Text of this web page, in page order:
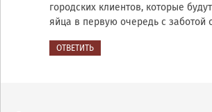
городских клиентов, которые
яйца в первую очередь с заботой
ОТВЕТИТЬ